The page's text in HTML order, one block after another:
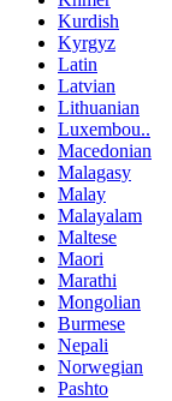
Kurdish
Kyrgyz
Latin
Latvian
Lithuanian
Luxembou..
Macedonian
Malagasy
Malay
Malayalam
Maltese
Maori
Marathi
Mongolian
Burmese
Nepali
Norwegian
Pashto